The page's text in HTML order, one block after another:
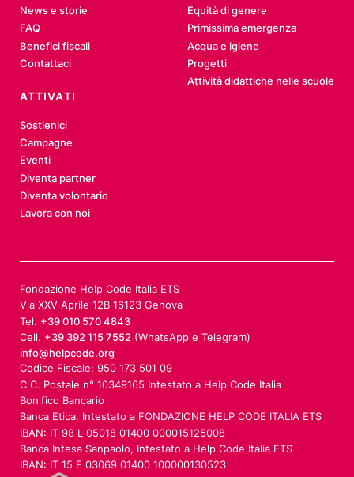
News e storie
FAQ
Benefici fiscali
Contattaci
Equità di genere
Primissima emergenza
Acqua e igiene
Progetti
Attività didattiche nelle scuole
ATTIVATI
Sostienici
Campagne
Eventi
Diventa partner
Diventa volontario
Lavora con noi
Fondazione Help Code Italia ETS
Via XXV Aprile 12B 16123 Genova
Tel. +39 010 570 4843
Cell. +39 392 115 7552 (WhatsApp e Telegram)
info@helpcode.org
Codice Fiscale: 950 173 501 09
C.C. Postale n° 10349165 Intestato a Help Code Italia
Bonifico Bancario
Banca Etica, Intestato a FONDAZIONE HELP CODE ITALIA ETS
IBAN: IT 98 L 05018 01400 000015125008
Banca Intesa Sanpaolo, Intestato a Help Code Italia ETS
IBAN: IT 15 E 03069 01400 100000130523